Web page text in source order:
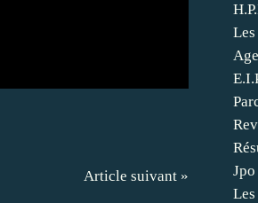
Article suivant »
Jpo